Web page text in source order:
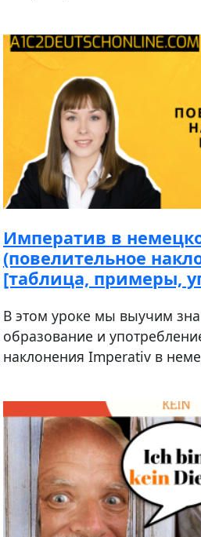
Императив в
(повелительное
[таблица, примеры,
В этом уроке мы выучим
образование и
наклонения Imperativ в